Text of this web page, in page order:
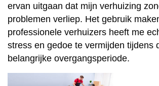
ervan uitgaan dat mijn verhuizing
problemen verliep. Het gebruik
professionele verhuizers heeft me
stress en gedoe te vermijden tijdens
belangrijke overgangsperiode.